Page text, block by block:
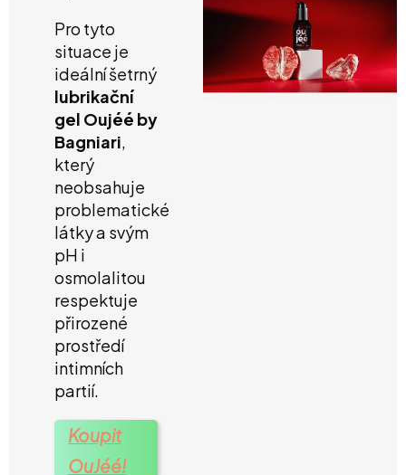
Pro tyto
situace je
ideální šetrný
lubrikační
gel Oujéé by
Bagniari,
který
neobsahuje
problematické
látky a svým
pH i
osmolalitou
respektuje
přirozené
prostředí
intimních
partií.
Koupit
OuJéé!